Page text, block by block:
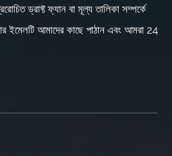
ড্রাফ্ট ফ্যান বা মূল্য তালিকা সম্পর্কে
আমাদের কাছে পাঠান এবং আমরা 24